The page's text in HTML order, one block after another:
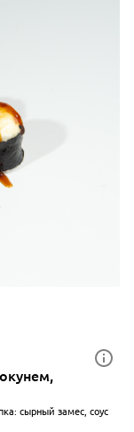
сырный замес, соус